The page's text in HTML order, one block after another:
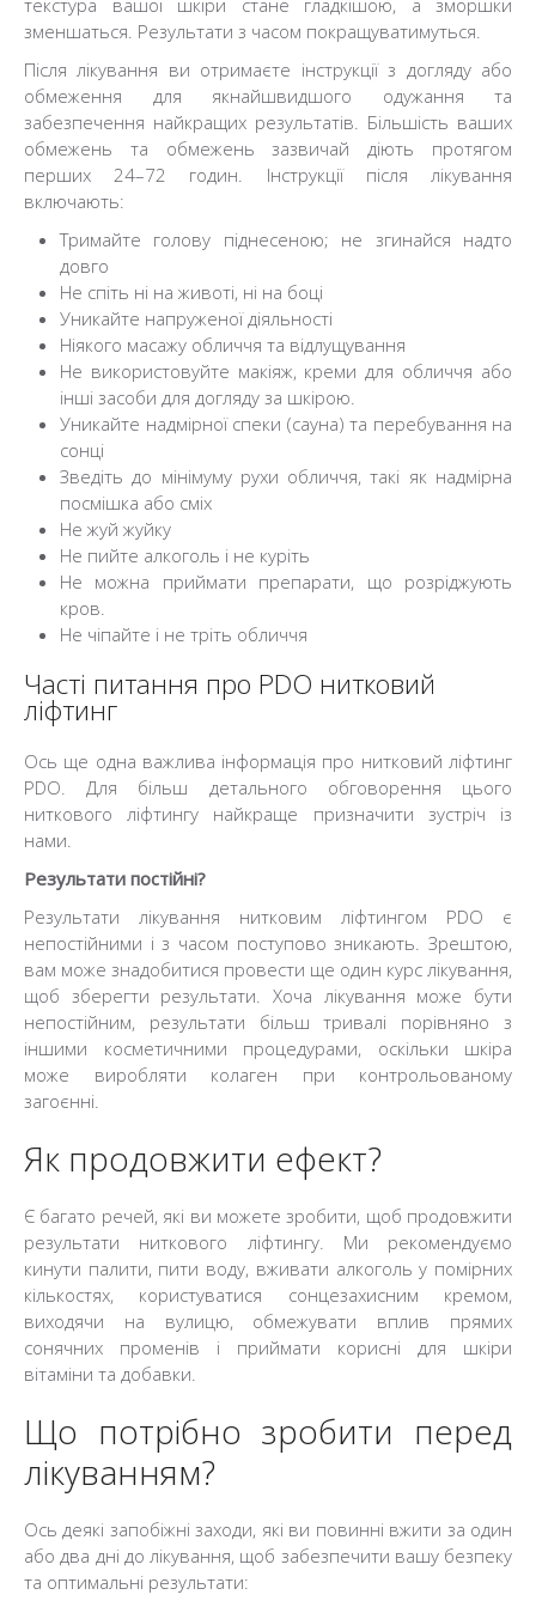
текстура вашої шкіри стане гладкішою, а зморшки
зменшаться. Результати з часом покращуватимуться.
Після лікування ви отримаєте інструкції з догляду або
обмеження для якнайшвидшого одужання та
забезпечення найкращих результатів. Більшість ваших
обмежень та обмежень зазвичай діють протягом
перших 24–72 годин. Інструкції після лікування
включають:
Тримайте голову піднесеною; не згинайся надто
довго
Не спіть ні на животі, ні на боці
Уникайте напруженої діяльності
Ніякого масажу обличчя та відлущування
Не використовуйте макіяж, креми для обличчя або
інші засоби для догляду за шкірою.
Уникайте надмірної спеки (сауна) та перебування на
сонці
Зведіть до мінімуму рухи обличчя, такі як надмірна
посмішка або сміх
Не жуй жуйку
Не пийте алкоголь і не куріть
Не можна приймати препарати, що розріджують
кров.
Не чіпайте і не тріть обличчя
Часті питання про PDO нитковий
ліфтинг
Ось ще одна важлива інформація про нитковий ліфтинг
PDO. Для більш детального обговорення цього
ниткового ліфтингу найкраще призначити зустріч із
нами.
Результати постійні?
Результати лікування нитковим ліфтингом PDO є
непостійними і з часом поступово зникають. Зрештою,
вам може знадобитися провести ще один курс лікування,
щоб зберегти результати. Хоча лікування може бути
непостійним, результати більш тривалі порівняно з
іншими косметичними процедурами, оскільки шкіра
може виробляти колаген при контрольованому
загоєнні.
Як продовжити ефект?
Є багато речей, які ви можете зробити, щоб продовжити
результати ниткового ліфтингу. Ми рекомендуємо
кинути палити, пити воду, вживати алкоголь у помірних
кількостях, користуватися сонцезахисним кремом,
виходячи на вулицю, обмежувати вплив прямих
сонячних променів і приймати корисні для шкіри
вітаміни та добавки.
Що потрібно зробити перед
лікуванням?
Ось деякі запобіжні заходи, які ви повинні вжити за один
або два дні до лікування, щоб забезпечити вашу безпеку
та оптимальні результати: